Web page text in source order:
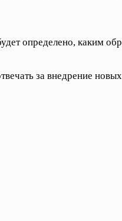
определено, каким
за внедрение